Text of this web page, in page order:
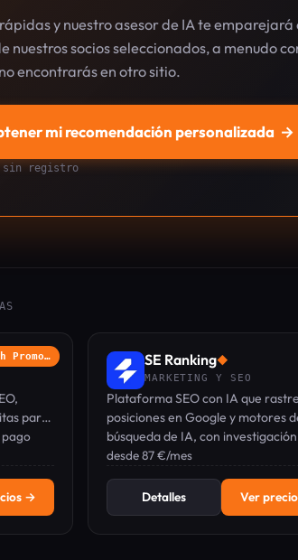
y nuestro asesor de IA te emparejará
nuestros socios seleccionados, a menudo
encontrarás en otro sitio.
mi recomendación personalizada →
sin registro
Promo…
para
→
SE Ranking◆
MARKETING Y SEO
Plataforma SEO con IA que
posiciones en Google y motores
búsqueda de IA, con
palabras clave, auditorías,
desde 87 €/mes
Detalles Ver